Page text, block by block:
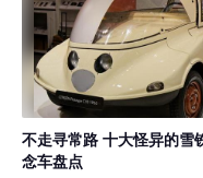
不走寻常路 十大怪异的雪
念车盘点